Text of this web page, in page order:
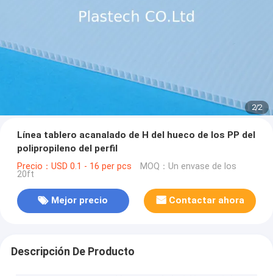
2/2
Línea tablero acanalado de H del hueco de los PP del
polipropileno del perfil
Precio：USD 0.1 - 16 per pcs MOQ：Un envase de los
20ft
Mejor precio Contactar ahora
Descripción De Producto